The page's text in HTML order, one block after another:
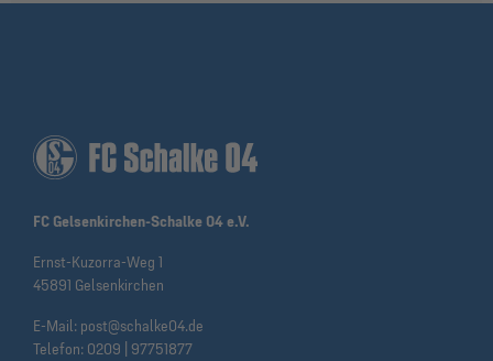
FC Gelsenkirchen-Schalke 04 e.V.
Ernst-Kuzorra-Weg 1
45891 Gelsenkirchen
E-Mail: post@schalke04.de
Telefon: 0209 | 97751877